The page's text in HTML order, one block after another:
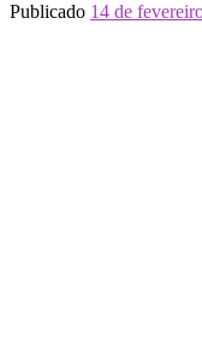
Publicado 14 de